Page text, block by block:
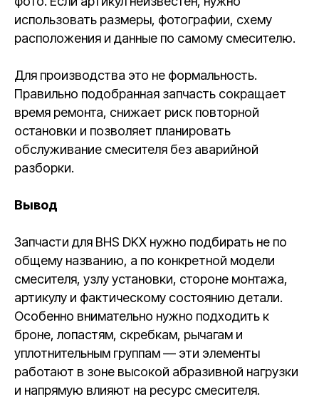
использовать размеры, фотографии, схему
расположения и данные по самому смесителю.
Для производства это не формальность.
Правильно подобранная запчасть сокращает
время ремонта, снижает риск повторной
остановки и позволяет планировать
обслуживание смесителя без аварийной
разборки.
Вывод
Запчасти для BHS DKX нужно подбирать не по
общему названию, а по конкретной модели
смесителя, узлу установки, стороне монтажа,
артикулу и фактическому состоянию детали.
Особенно внимательно нужно подходить к
броне, лопастям, скребкам, рычагам и
уплотнительным группам — эти элементы
работают в зоне высокой абразивной нагрузки
и напрямую влияют на ресурс смесителя.